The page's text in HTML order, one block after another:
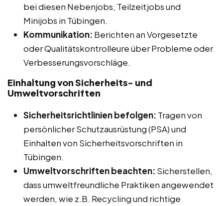
bei diesen Nebenjobs, Teilzeitjobs und
Minijobs in Tübingen.
Kommunikation: Berichten an Vorgesetzte
oder Qualitätskontrolleure über Probleme oder
Verbesserungsvorschläge.
Einhaltung von Sicherheits- und
Umweltvorschriften
Sicherheitsrichtlinien befolgen: Tragen von
persönlicher Schutzausrüstung (PSA) und
Einhalten von Sicherheitsvorschriften in
Tübingen.
Umweltvorschriften beachten: Sicherstellen,
dass umweltfreundliche Praktiken angewendet
werden, wie z.B. Recycling und richtige